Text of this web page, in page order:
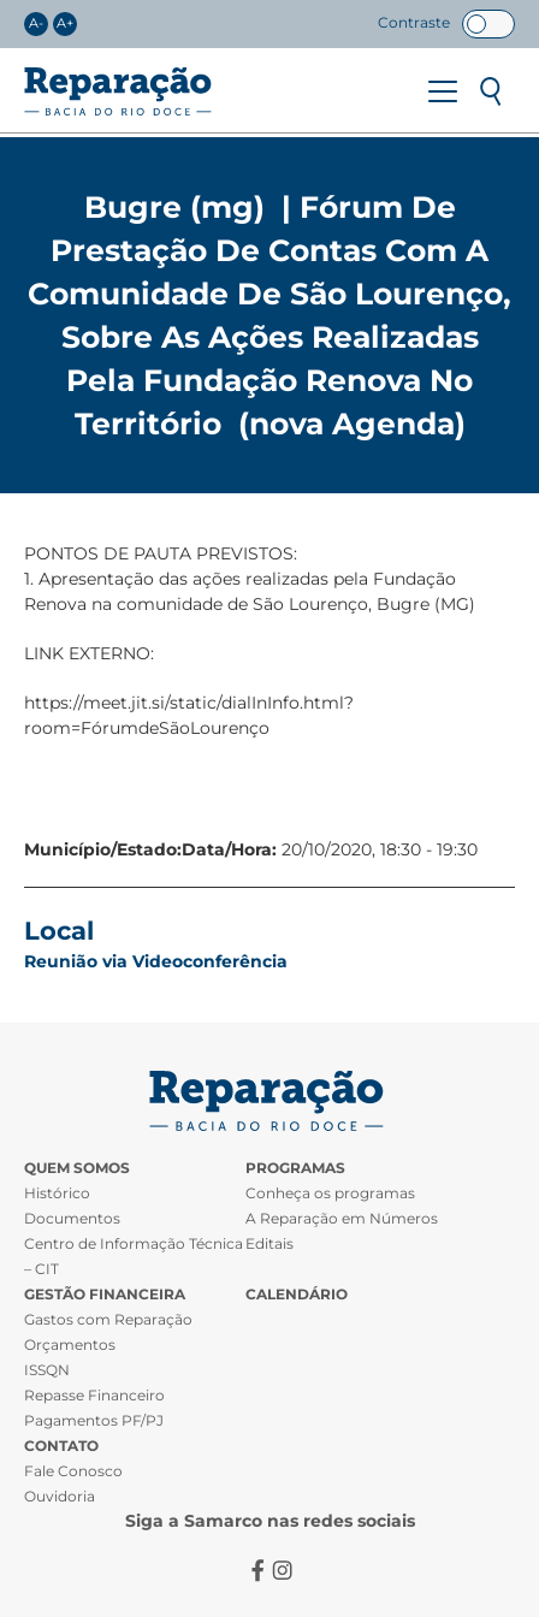
A- A+ Contraste
Bugre (mg) | Fórum De
Prestação De Contas Com A
Comunidade De São Lourenço,
Sobre As Ações Realizadas
Pela Fundação Renova No
Território (nova Agenda)
PONTOS DE PAUTA PREVISTOS:
1. Apresentação das ações realizadas pela Fundação
Renova na comunidade de São Lourenço, Bugre (MG)
LINK EXTERNO:
https://meet.jit.si/static/dialInInfo.html?
room=FórumdeSãoLourenço
Município/Estado:Data/Hora: 20/10/2020, 18:30 - 19:30
Local
Reunião via Videoconferência
QUEM SOMOS
Histórico
Documentos
Centro de Informação Técnica
– CIT
PROGRAMAS
Conheça os programas
A Reparação em Números
Editais
GESTÃO FINANCEIRA
Gastos com Reparação
Orçamentos
ISSQN
Repasse Financeiro
Pagamentos PF/PJ
CALENDÁRIO
CONTATO
Fale Conosco
Ouvidoria
Siga a Samarco nas redes sociais